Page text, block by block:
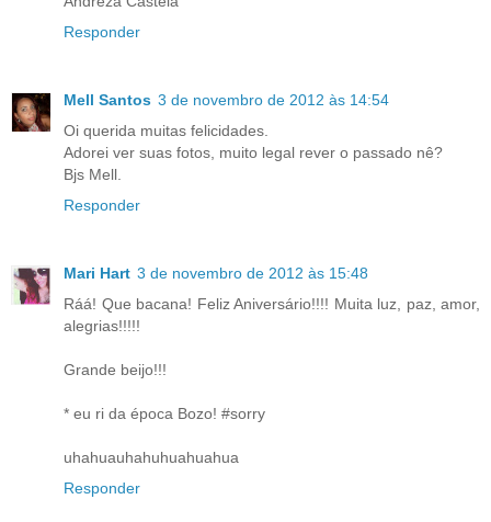
Responder
Mell Santos 3 de novembro de 2012 às 14:54
Oi querida muitas felicidades.
Adorei ver suas fotos, muito legal rever o passado nê?
Bjs Mell.
Responder
Mari Hart 3 de novembro de 2012 às 15:48
Ráá! Que bacana! Feliz Aniversário!!!! Muita luz, paz, amor,
alegrias!!!!!
Grande beijo!!!
* eu ri da época Bozo! #sorry
uhahuauhahuhuahuahua
Responder